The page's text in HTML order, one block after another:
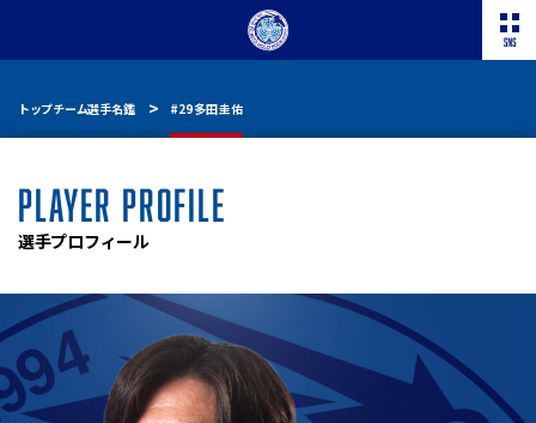
トップチーム選手名鑑 #29 多田 圭佑
PLAYER PROFILE
選手プロフィール